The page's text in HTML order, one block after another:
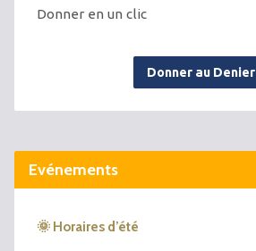
Donner en un clic
Donner au Denier
Evénements
🌞 Horaires d’été